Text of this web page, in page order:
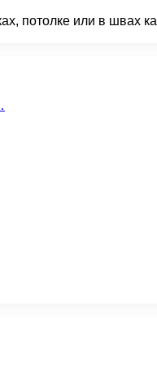
потолке или в швах